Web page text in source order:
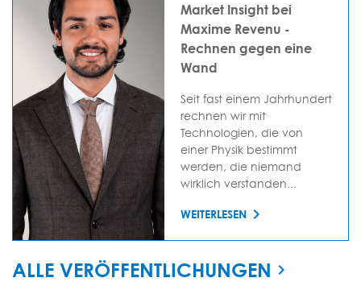
Market Insight bei
Maxime Revenu -
Rechnen gegen eine
Wand
Seit fast einem Jahrhundert
rechnen wir mit
Technologien, die von
einer Physik bestimmt
werden, die niemand
wirklich verstanden...
WEITERLESEN
ALLE VERÖFFENTLICHUNGEN